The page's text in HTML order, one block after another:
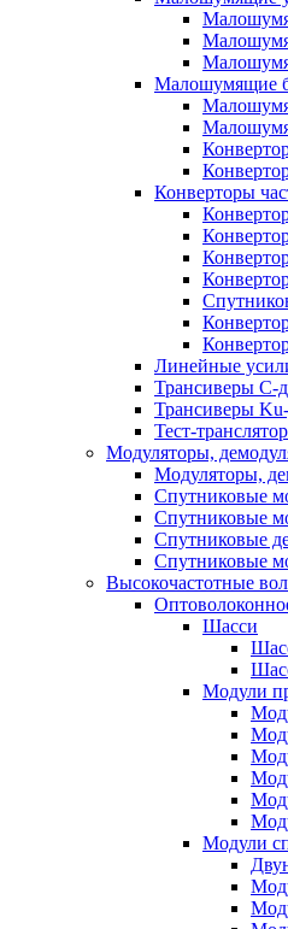
Малошумящие
Конверторы
Линейные
Трансиверы С-
Трансиверы
Тест-
Модуляторы,
Модуляторы,
Спутниковые
Спутниковые
Спутниковые
Спутниковые
Высокочастотные
Шасси
Модули
Модули